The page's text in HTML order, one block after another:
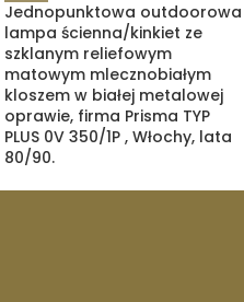
Jednopunktowa outdoorowa
lampa ścienna/kinkiet ze
szklanym reliefowym
matowym mlecznobiałym
kloszem w białej metalowej
oprawie, firma Prisma TYP
PLUS 0V 350/1P , Włochy, lata
80/90.